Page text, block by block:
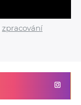
zpracování